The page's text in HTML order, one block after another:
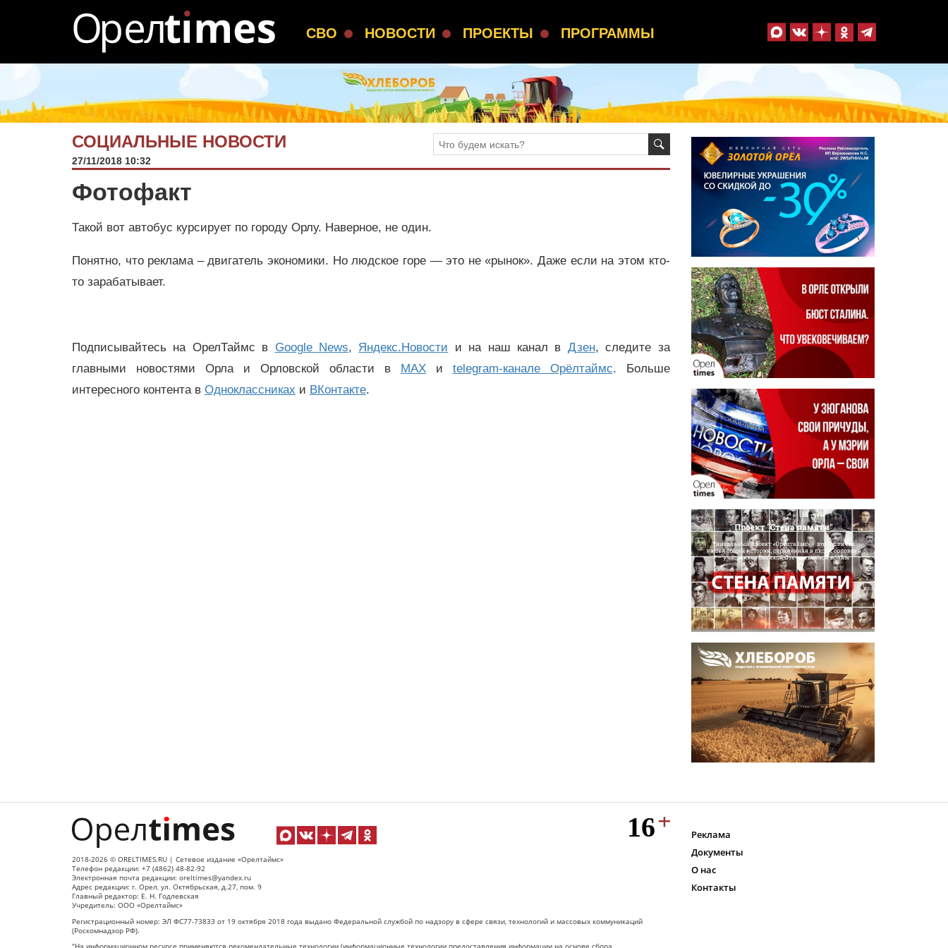
СВО НОВОСТИ ПРОЕКТЫ ПРОГРАММЫ
СОЦИАЛЬНЫЕ НОВОСТИ
27/11/2018 10:32
Фотофакт
Такой вот автобус курсирует по городу Орлу. Наверное, не один.
Понятно, что реклама – двигатель экономики. Но людское горе — это не «рынок». Даже если на этом кто-
то зарабатывает.
Подписывайтесь на ОрелТаймс в Google News, Яндекс.Новости и на наш канал в Дзен, следите за
главными новостями Орла и Орловской области в
MAXи telegram-канале Орёлтаймс. Больше
интересного контента в Одноклассниках и ВКонтакте.
2018-2026 © ORELTIMES.RU | Сетевое издание «Орелтаймс»
Телефон редакции: +7 (4862) 48-82-92
Электронная почта редакции: oreltimes@yandex.ru
Адрес редакции: г. Орел, ул. Октябрьская, д.27, пом. 9
Главный редактор: Е. Н. Годлевская
Учредитель: ООО «Орелтаймс»
Регистрационный номер: ЭЛ ФС77-73833 от 19 октября 2018 года выдано Федеральной службой по надзору в сфере связи, технологий и массовых коммуникаций
(Роскомнадзор РФ).
Реклама
Документы
О нас
Контакты